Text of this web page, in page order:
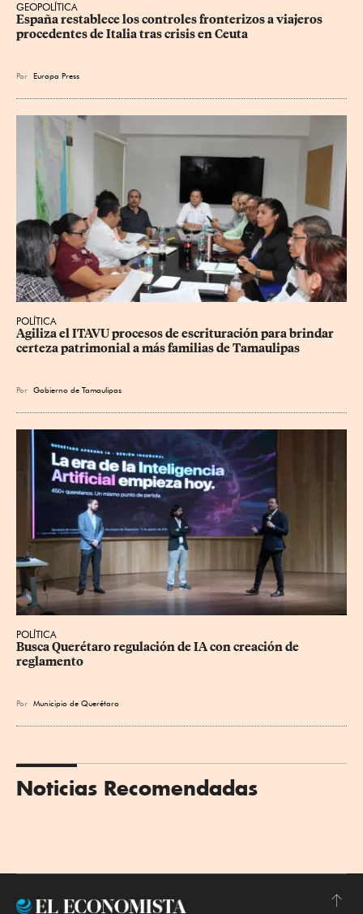
GEOPOLÍTICA
España restablece los controles fronterizos a viajeros
procedentes de Italia tras crisis en Ceuta
Por Europa Press
POLÍTICA
Agiliza el ITAVU procesos de escrituración para brindar
certeza patrimonial a más familias de Tamaulipas
Por Gobierno de Tamaulipas
POLÍTICA
Busca Querétaro regulación de IA con creación de
reglamento
Por Municipio de Querétaro
Noticias Recomendadas